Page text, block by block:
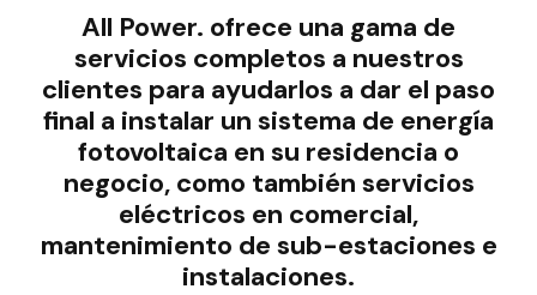
All Power. ofrece una gama de
servicios completos a nuestros
clientes para ayudarlos a dar el paso
final a instalar un sistema de energía
fotovoltaica en su residencia o
negocio, como también servicios
eléctricos en comercial,
mantenimiento de sub-estaciones e
instalaciones.